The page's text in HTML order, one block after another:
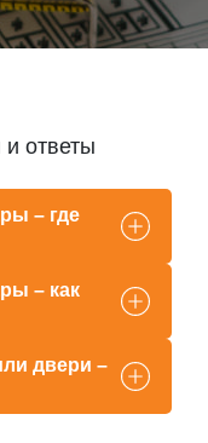
ответы
– где
– как
двери –